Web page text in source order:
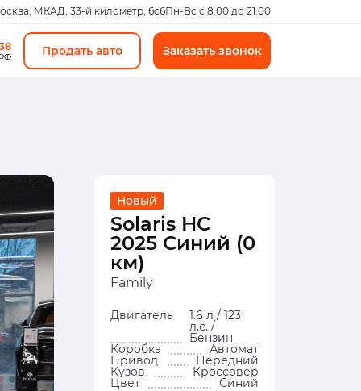
МКАД, 33-й километр, 6с6Пн-Вс с 8:00 до 21:00
Продать авто Заказать звонок
Новый
Solaris HC
2025 Синий (0
км)
Family
Двигатель 1.6 л / 123
л.с. /
Бензин
Коробка Автомат
Привод Передний
Кузов Кроссовер
Цвет Синий